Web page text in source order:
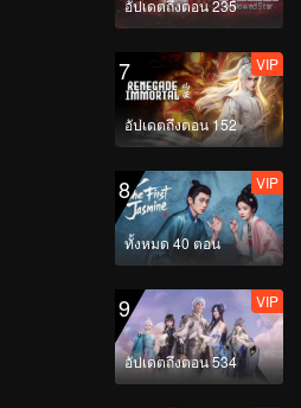
อัปเดตถึงตอน 235
7
อัปเดตถึงตอน 152
VIP
8
ทั้งหมด 40 ตอน
VIP
9
อัปเดตถึงตอน 534
VIP